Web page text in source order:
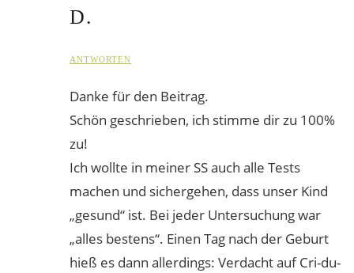
D.
ANTWORTEN
Danke für den Beitrag.
Schön geschrieben, ich stimme dir zu 100%
zu!
Ich wollte in meiner SS auch alle Tests
machen und sichergehen, dass unser Kind
„gesund“ ist. Bei jeder Untersuchung war
„alles bestens“. Einen Tag nach der Geburt
hieß es dann allerdings: Verdacht auf Cri-du-